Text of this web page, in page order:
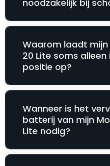
noodzakelijk bij
Waarom laadt mijn
20 Lite soms
positie op?
Wanneer is het
batterij van mijn
Lite nodig?